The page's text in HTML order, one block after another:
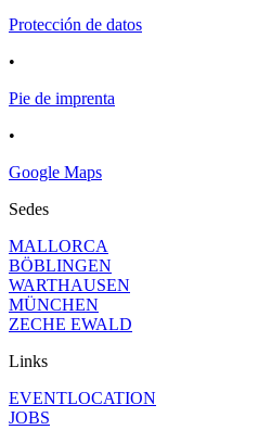
Protección de datos
•
Pie de imprenta
•
Google Maps
Sedes
MALLORCA
BÖBLINGEN
WARTHAUSEN
MÜNCHEN
ZECHE EWALD
Links
EVENTLOCATION
JOBS